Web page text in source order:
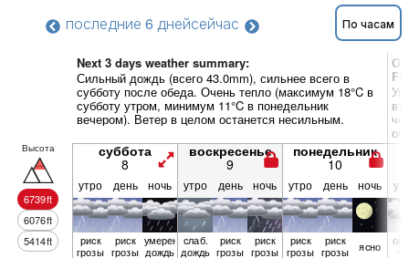
последние 6 днейсейчас По часам
Next 3 days weather summary:
Сильный дождь (всего 43.0mm), сильнее всего в
субботу после обеда. Очень тепло (максимум 18°C в
субботу утром, минимум 11°C в понедельник
вечером). Ветер в целом останется несильным.
Высота
6739ft
6076ft
5414ft
суббота
8
воскресенье
9
понедельник
10
утро день ночь утро день ночь утро день ночь
риск
грозы
риск
грозы
умерен.
дождь
слаб.
дождь
риск
грозы
риск
грозы
риск
грозы
риск
грозы ясно